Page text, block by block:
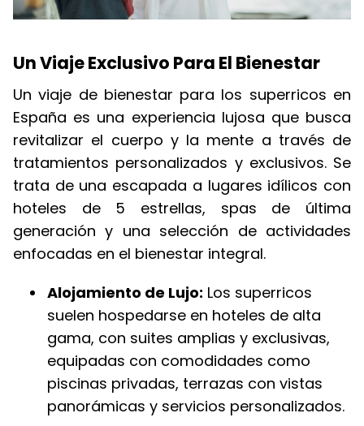
Un Viaje Exclusivo Para El Bienestar
Un viaje de bienestar para los superricos en
España es una experiencia lujosa que busca
revitalizar el cuerpo y la mente a través de
tratamientos personalizados y exclusivos. Se
trata de una escapada a lugares idílicos con
hoteles de 5 estrellas, spas de última
generación y una selección de actividades
enfocadas en el bienestar integral.
Alojamiento de Lujo: Los superricos
suelen hospedarse en hoteles de alta
gama, con suites amplias y exclusivas,
equipadas con comodidades como
piscinas privadas, terrazas con vistas
panorámicas y servicios personalizados.